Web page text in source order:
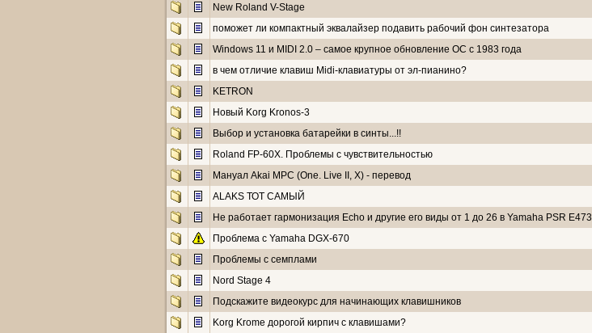
New Roland V-Stage
поможет ли компактный эквалайзер подавить рабочий фон синтезатора
Windows 11 и MIDI 2.0 – самое крупное обновление ОС с 1983 года
в чем отличие клавиш Midi-клавиатуры от эл-пианино?
KETRON
Новый Korg Kronos-3
Выбор и установка батарейки в синты...!!
Roland FP-60X. Проблемы с чувствительностью
Мануал Akai MPC (One. Live II, X) - перевод
ALAKS ТОТ САМЫЙ
Не работает гармонизация Echo и другие его виды от 1 до 26 в Yamaha PSR E473
Проблема с Yamaha DGX-670
Проблемы с семплами
Nord Stage 4
Подскажите видеокурс для начинающих клавишников
Korg Krome дорогой кирпич с клавишами?